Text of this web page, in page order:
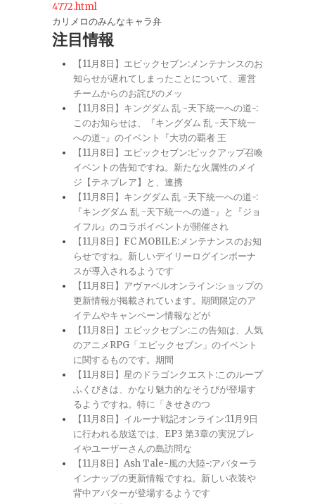
4772.html
カリメロのみんなキャラ弁
注目情報
【11月8日】エピックセブン:メンテナンスのお
知らせが遅れてしまったことについて、運営
チームからのお詫びのメッ
【11月8日】キングダム 乱 -天下統一への道-:
このお知らせは、『キングダム 乱 -天下統一
への道-』のイベント『大功の覇者 王
【11月8日】エピックセブン:ピックアップ召喚
イベントの告知ですね。新たな火属性のメイ
ジ【テネブレア】と、連携
【11月8日】キングダム 乱 -天下統一への道-:
『キングダム 乱 -天下統一への道-』と『ジョ
イフル』のコラボイベントが開催され
【11月8日】FC MOBILE:メンテナンスのお知
らせですね。新しいデイリーログインボーナ
スが導入されるようです
【11月8日】アヴァベルオンライン:ショップの
更新情報が掲載されています。期間限定のア
イテムやキャンペーン情報などが
【11月8日】エピックセブン:この告知は、人気
のアニメRPG「エピックセブン」のイベント
に関するものです。期間
【11月8日】星のドラゴンクエスト:このループ
ふくびきは、かなり魅力的なそうびが登場す
るようですね。特に「きせきのつ
【11月8日】イルーナ戦記オンライン:11月9日
に行われる放送では、EP3 第3章の実況プレ
イやユーザーさんの島訪問な
【11月8日】Ash Tale-風の大陸-:アバターラ
インナップの更新情報ですね。新しい衣装や
背中アバターが登場するようです